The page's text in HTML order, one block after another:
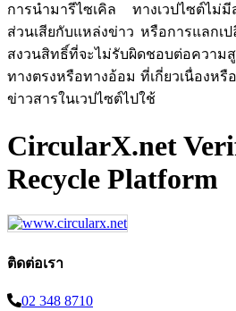
การนำมารีไซเคิล ทางเวปไซต์ไม่มี
ส่วนเสียกับแหล่งข่าว หรือการแลกเ
สงวนสิทธิ์ที่จะไม่รับผิดชอบต่อความ
ทางตรงหรือทางอ้อม ที่เกี่ยวเนื่องหรื
ข่าวสารในเวปไซต์ไปใช้
CircularX.net
Recycle Platform
ติดต่อเรา
02 348 8710